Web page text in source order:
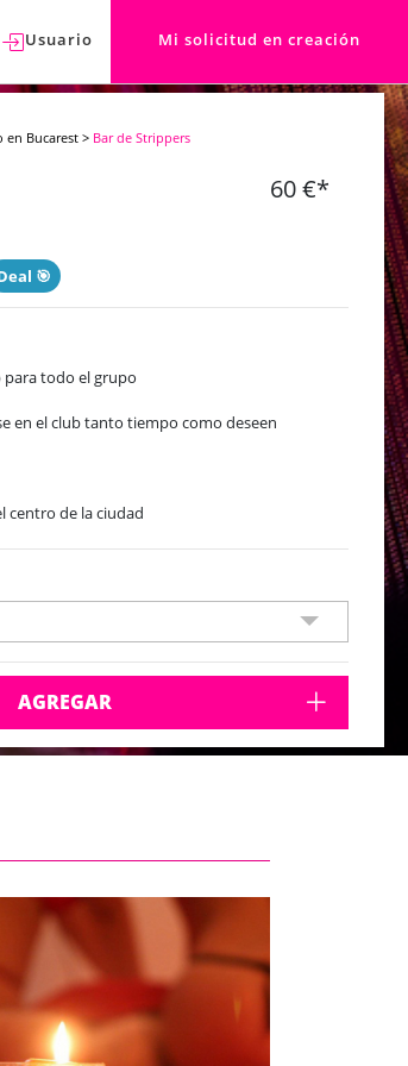
Usuario Mi solicitud en creación
en Bucarest > Bar de Strippers
60 €*
🎯
para todo el grupo
en el club tanto tiempo como deseen
centro de la ciudad
AGREGAR